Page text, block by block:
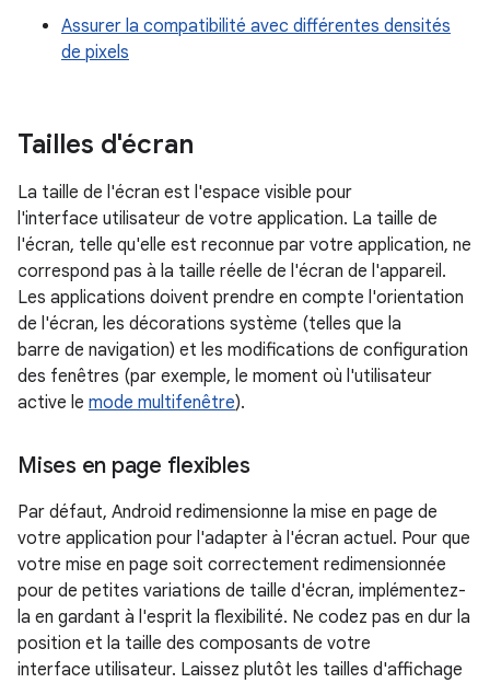
Assurer la compatibilité avec différentes densités
de pixels
Tailles d'écran
La taille de l'écran est l'espace visible pour
l'interface utilisateur de votre application. La taille de
l'écran, telle qu'elle est reconnue par votre application, ne
correspond pas à la taille réelle de l'écran de l'appareil.
Les applications doivent prendre en compte l'orientation
de l'écran, les décorations système (telles que la
barre de navigation) et les modifications de configuration
des fenêtres (par exemple, le moment où l'utilisateur
active le mode multifenêtre).
Mises en page flexibles
Par défaut, Android redimensionne la mise en page de
votre application pour l'adapter à l'écran actuel. Pour que
votre mise en page soit correctement redimensionnée
pour de petites variations de taille d'écran, implémentez-
la en gardant à l'esprit la flexibilité. Ne codez pas en dur la
position et la taille des composants de votre
interface utilisateur. Laissez plutôt les tailles d'affichage